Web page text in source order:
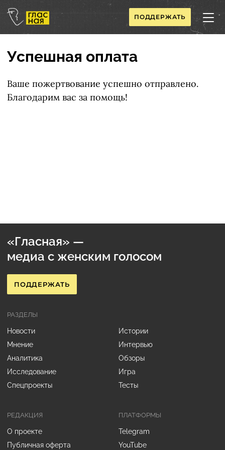
ПОДДЕРЖАТЬ
Успешная оплата
Ваше пожертвование успешно отправлено.
Благодарим вас за помощь!
«Гласная» —
медиа с женским голосом
ПОДДЕРЖАТЬ
РЕДАКЦИЯ
О проекте
Публичная оферта
РАЗДЕЛЫ
Новости
Истории
Мнение
Интервью
Аналитика
Обзоры
Исследование
Игра
Спецпроекты
Тесты
ПЛАТФОРМЫ
Telegram
YouTube